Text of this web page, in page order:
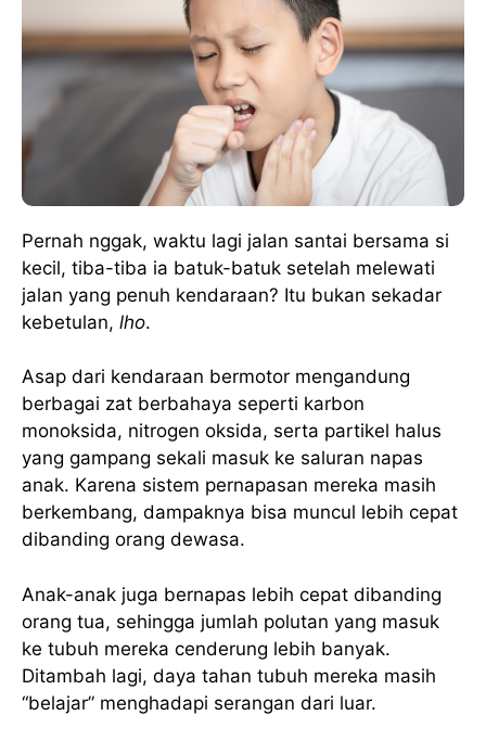
Pernah nggak, waktu lagi jalan santai bersama si
kecil, tiba-tiba ia batuk-batuk setelah melewati
jalan yang penuh kendaraan? Itu bukan sekadar
kebetulan, lho.
Asap dari kendaraan bermotor mengandung
berbagai zat berbahaya seperti karbon
monoksida, nitrogen oksida, serta partikel halus
yang gampang sekali masuk ke saluran napas
anak. Karena sistem pernapasan mereka masih
berkembang, dampaknya bisa muncul lebih cepat
dibanding orang dewasa.
Anak-anak juga bernapas lebih cepat dibanding
orang tua, sehingga jumlah polutan yang masuk
ke tubuh mereka cenderung lebih banyak.
Ditambah lagi, daya tahan tubuh mereka masih
“belajar” menghadapi serangan dari luar.